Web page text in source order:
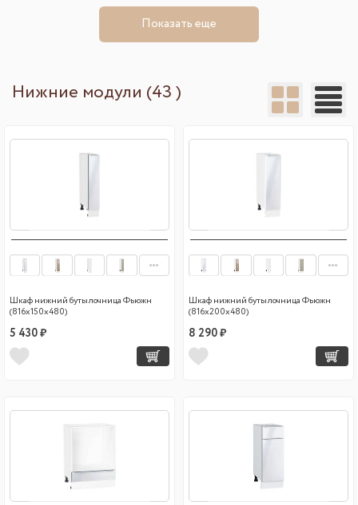
Показать еще
Нижние модули (43 )
Шкаф нижний бутылочница Фьюжн
(816х150х480)
5 430 ₽
Шкаф нижний бутылочница Фьюжн
(816х200х480)
8 290 ₽